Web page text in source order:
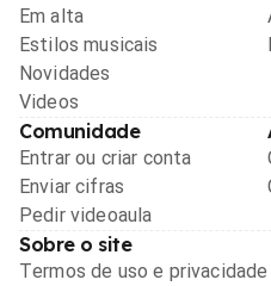
Em alta
Estilos musicais
Novidades
Videos
Comunidade
Entrar ou criar conta
Enviar cifras
Pedir videoaula
Sobre o site
Termos de uso e privacidade